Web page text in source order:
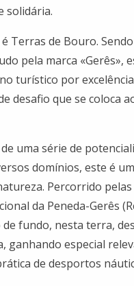
solidária.
Terras de Bouro.
pela marca «Gerês»,
turístico por
desafio que se coloca
uma série de
domínios, este é
Percorrido pelas
da Peneda-Gerês
fundo, nesta terra,
ganhando especial
de desportos